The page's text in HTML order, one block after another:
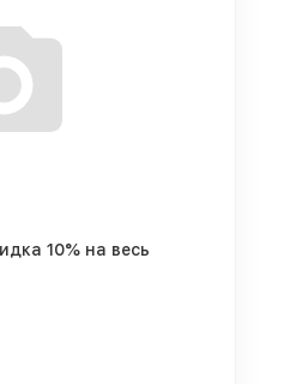
10% на весь